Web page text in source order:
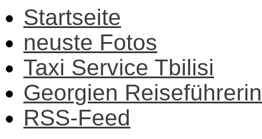
Startseite
neuste Fotos
Taxi Service Tbilisi
Georgien Reiseführerin
RSS-Feed